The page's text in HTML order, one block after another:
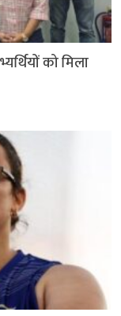
को मिला